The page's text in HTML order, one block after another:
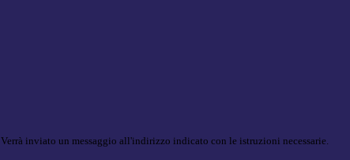
Verrà inviato un messaggio all'indirizzo indicato con le istruzioni necessarie.